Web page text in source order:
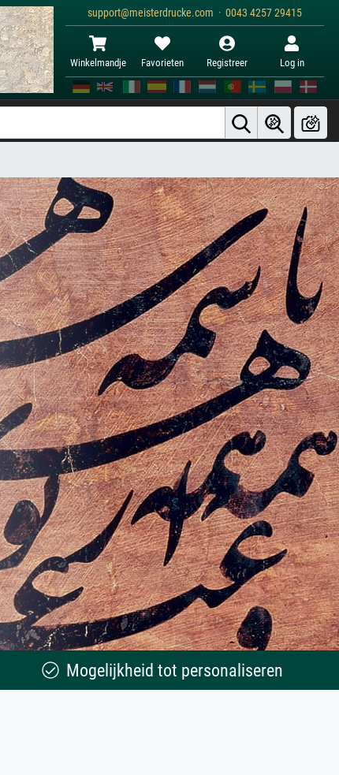
support@meisterdrucke.com · 0043 4257 29415
Winkelmandje Favorieten Registreer Log in
Mogelijkheid tot personaliseren